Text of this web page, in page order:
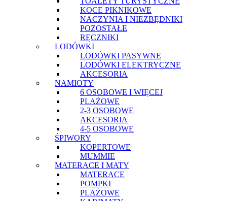
KOCE PIKNIKOWE
NACZYNIA I NIEZBĘDNIKI
POZOSTAŁE
RĘCZNIKI
LODÓWKI
LODÓWKI PASYWNE
LODÓWKI ELEKTRYCZNE
AKCESORIA
NAMIOTY
6 OSOBOWE I WIĘCEJ
PLAŻOWE
2-3 OSOBOWE
AKCESORIA
4-5 OSOBOWE
ŚPIWORY
KOPERTOWE
MUMMIE
MATERACE I MATY
MATERACE
POMPKI
PLAŻOWE